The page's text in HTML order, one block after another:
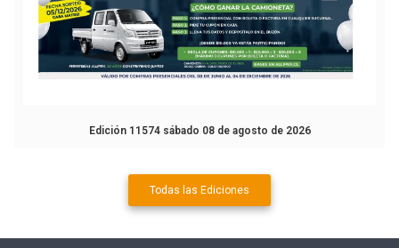
Edición 11574 sábado 08 de agosto de 2026
Todas las Ediciones